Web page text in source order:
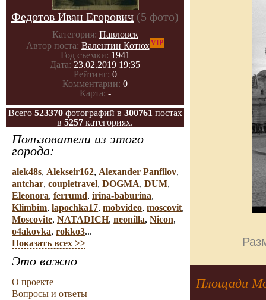
Федотов Иван Егорович (5 фото)
Категория: Павловск
Автор поста: Валентин КотюхVIP
Год съемки: 1941
Дата: 23.02.2019 19:35
Рейтинг: 0
Комментарии: 0
Карта: -
Всего 523370фотографий в 300761 постах
в 5257 категориях.
Пользователи из этого
города:
alek48s, Alekseir162, Alexander Panfilov,
antchar, coupletravel, DOGMA, DUM,
Eleonora, ferrumd, irina-baburina,
Klimbim, lapochka17, mobvideo, moscovit,
Moscovite, NATADICH, neonilla, Nicon,
o4akovka, rokko3...
Показать всех >>
Это важно
О проекте
Вопросы и ответы
Площади